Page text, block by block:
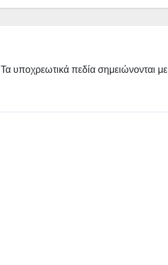
Τα υποχρεωτικά πεδία σημειώνονται με